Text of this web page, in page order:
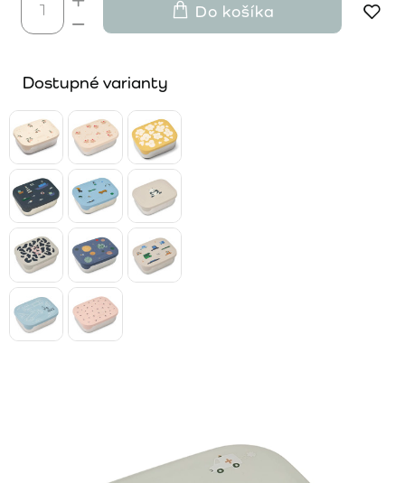
Do košíka
Dostupné varianty